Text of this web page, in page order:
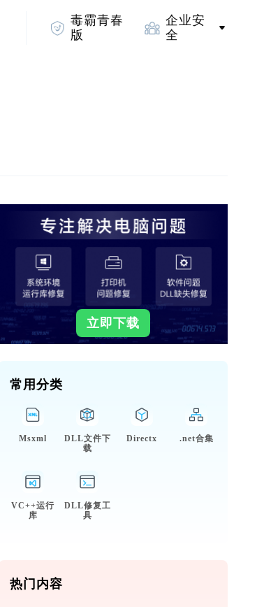
毒霸青春
版
企业安
全
立即下载
常用分类
Msxml
DLL文件下
载
Directx .net合集
VC++运行
库
DLL修复工
具
热门内容